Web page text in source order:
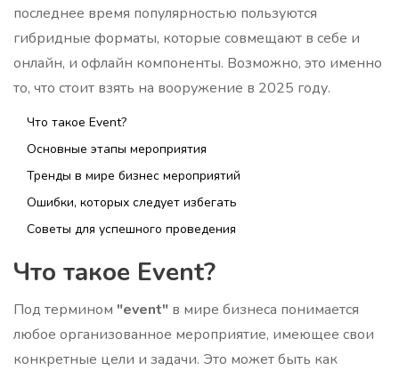
последнее время популярностью пользуются
гибридные форматы, которые совмещают в себе и
онлайн, и офлайн компоненты. Возможно, это именно
то, что стоит взять на вооружение в 2025 году.
Что такое Event?
Основные этапы мероприятия
Тренды в мире бизнес мероприятий
Ошибки, которых следует избегать
Советы для успешного проведения
Что такое Event?
Под термином "event" в мире бизнеса понимается
любое организованное мероприятие, имеющее свои
конкретные цели и задачи. Это может быть как